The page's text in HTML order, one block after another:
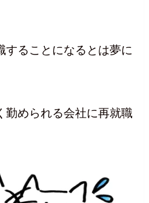
することになるとは夢に
勤められる会社に再就職